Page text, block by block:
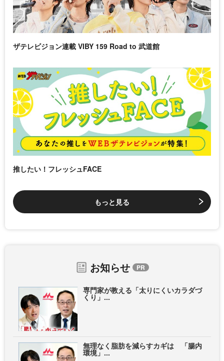
ザテレビジョン連載 VIBY 159 Road to 武道館
推したい！フレッシュFACE
もっと見る
お知らせ
専門家が教える「太りにくいカラダづ
くり」...
無理なく脂肪を減らすカギは 「腸内
環境」...